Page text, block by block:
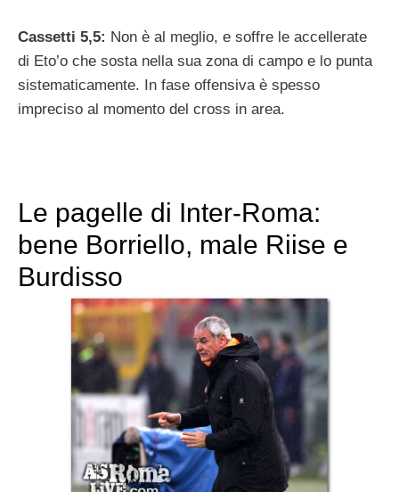
Cassetti 5,5: Non è al meglio, e soffre le accellerate
di Eto’o che sosta nella sua zona di campo e lo punta
sistematicamente. In fase offensiva è spesso
impreciso al momento del cross in area.
Le pagelle di Inter-Roma:
bene Borriello, male Riise e
Burdisso